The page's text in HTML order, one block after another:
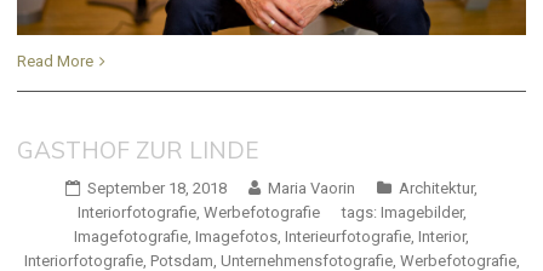
Read More
GASTHOF ZUR LINDE
September 18, 2018 Maria Vaorin Architektur,
Interiorfotografie, Werbefotografie tags: Imagebilder,
Imagefotografie, Imagefotos, Interieurfotografie, Interior,
Interiorfotografie, Potsdam, Unternehmensfotografie, Werbefotografie,